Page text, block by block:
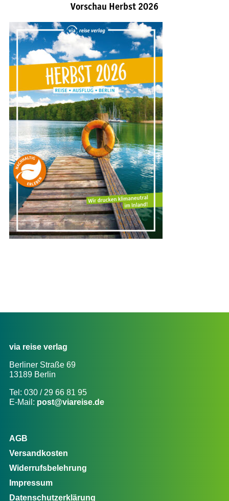
Vorschau Herbst 2026
via reise verlag
Berliner Straße 69
13189 Berlin
Tel: 030 / 29 66 81 95
E-Mail: post@viareise.de
AGB
Versandkosten
Widerrufsbelehrung
Impressum
Datenschutzerklärung